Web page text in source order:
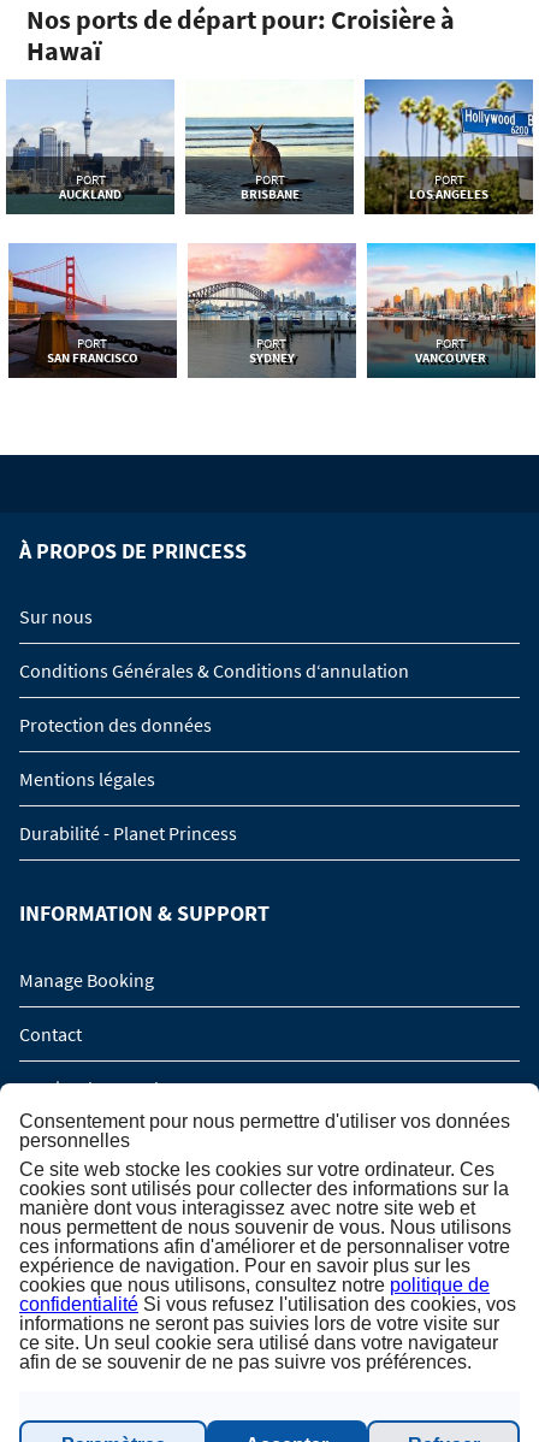
Nos ports de départ pour: Croisière à
Hawaï
PORT
AUCKLAND
PORT
BRISBANE
PORT
LOS ANGELES
PORT
SAN FRANCISCO
PORT
SYDNEY
PORT
VANCOUVER
À PROPOS DE PRINCESS
Sur nous
Conditions Générales & Conditions d‘annulation
Protection des données
Mentions légales
Durabilité - Planet Princess
INFORMATION & SUPPORT
Manage Booking
Contact
Service de rappel
Demande de groupe (16 personnes / 8 cabines)
INSCRIPTION À LA NEWSLETTER
Inscription à la newsletter
Consentement pour nous permettre d'utiliser vos données
personnelles
Ce site web stocke les cookies sur votre ordinateur. Ces
cookies sont utilisés pour collecter des informations sur la
manière dont vous interagissez avec notre site web et
nous permettent de nous souvenir de vous. Nous utilisons
ces informations afin d'améliorer et de personnaliser votre
expérience de navigation. Pour en savoir plus sur les
cookies que nous utilisons, consultez notre politique de
confidentialité Si vous refusez l'utilisation des cookies, vos
informations ne seront pas suivies lors de votre visite sur
ce site. Un seul cookie sera utilisé dans votre navigateur
afin de se souvenir de ne pas suivre vos préférences.